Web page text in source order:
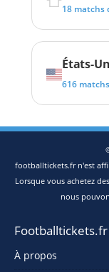
18 matchs
États-
616
footballtickets.fr n'est
Lorsque vous achetez
nous
Footballtickets.fr
À propos